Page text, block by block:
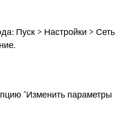
Пуск > Настройки > Сеть
"Изменить параметры